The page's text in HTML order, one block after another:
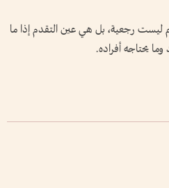
ليست رجعية، بل هي عين التقدم إذا ما
يحتاجه أفراده.